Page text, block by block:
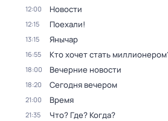
12:00 Новости
12:15 Поехали!
13:15 Янычар
16:55 Кто хочет стать
18:00 Вечерние новости
18:20 Сегодня вечером
21:00 Время
21:35 Что? Где? Когда?